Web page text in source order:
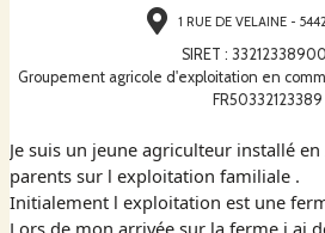
1 RUE DE VELAINE -
SIRET :
Groupement agricole d'exploitation en
FR50332123389
Je suis un jeune agriculteur installé en
parents sur l exploitation familiale .
Initialement l exploitation est une
Lors de mon arrivée sur la ferme j ai